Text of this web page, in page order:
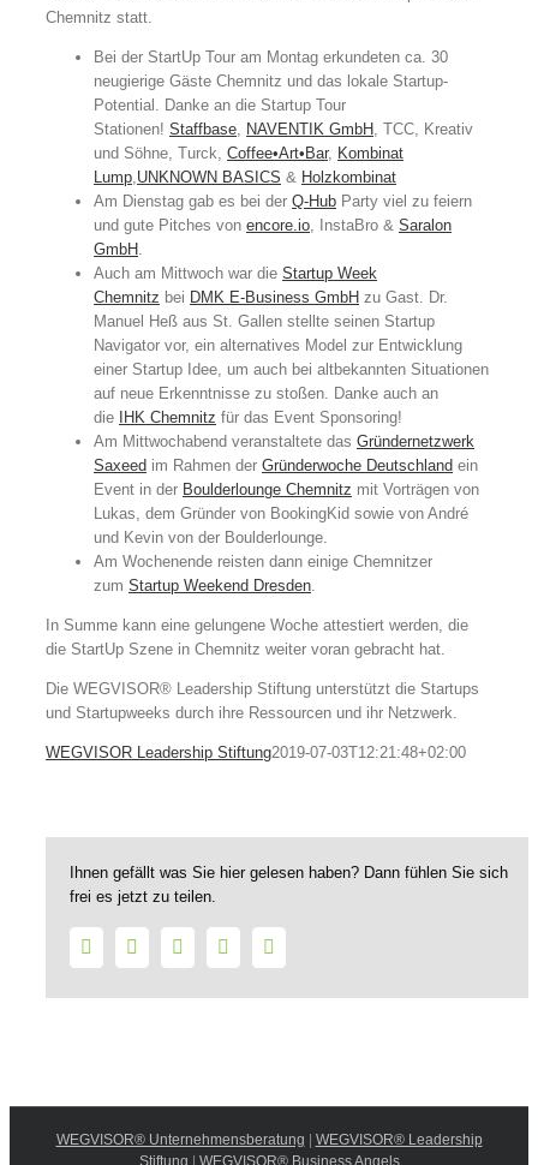
Chemnitz statt.
Bei der StartUp Tour am Montag erkundeten ca. 30
neugierige Gäste Chemnitz und das lokale Startup-
Potential. Danke an die Startup Tour
Stationen! Staffbase, NAVENTIK GmbH , TCC, Kreativ
und Söhne, Turck, Coffee•Art•Bar, Kombinat
Lump,UNKNOWN BASICS & Holzkombinat
Am Dienstag gab es bei der Q-Hub Party viel zu feiern
und gute Pitches von encore.io, InstaBro & Saralon
GmbH .
Auch am Mittwoch war die Startup Week
Chemnitz bei DMK E-Business GmbH zu Gast. Dr.
Manuel Heß aus St. Gallen stellte seinen Startup
Navigator vor, ein alternatives Model zur Entwicklung
einer Startup Idee, um auch bei altbekannten Situationen
auf neue Erkenntnisse zu stoßen. Danke auch an
die
IHK Chemnitz für das Event Sponsoring!
Am Mittwochabend veranstaltete das Gründernetzwerk
Saxeed im Rahmen der Gründerwoche Deutschland ein
Event in der Boulderlounge Chemnitz mit Vorträgen von
Lukas, dem Gründer von BookingKid sowie von André
und Kevin von der Boulderlounge.
Am Wochenende reisten dann einige Chemnitzer
zum Startup Weekend Dresden.
In Summe kann eine gelungene Woche attestiert werden, die
die StartUp Szene in Chemnitz weiter voran gebracht hat.
Die WEGVISOR® Leadership Stiftung unterstützt die Startups
und Startupweeks durch ihre Ressourcen und ihr Netzwerk.
WEGVISOR Leadership Stiftung2019-07-03T12:21:48+02:00
Ihnen gefällt was Sie hier gelesen haben? Dann fühlen Sie sich
frei es jetzt zu teilen.
FacebookTwitter LinkedInWhatsApp
Mail
WEGVISOR® Unternehmensberatung
WEGVISOR® Leadership
Stiftung
WEGVISOR® Business Angels